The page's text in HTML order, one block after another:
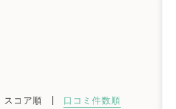
スコア順 口コミ件数順